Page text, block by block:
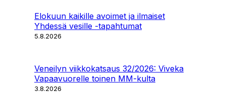
Elokuun kaikille avoimet ja ilmaiset
Yhdessä vesille -tapahtumat
5.8.2026
Veneilyn viikkokatsaus 32/2026: Viveka
Vapaavuorelle toinen MM-kulta
3.8.2026